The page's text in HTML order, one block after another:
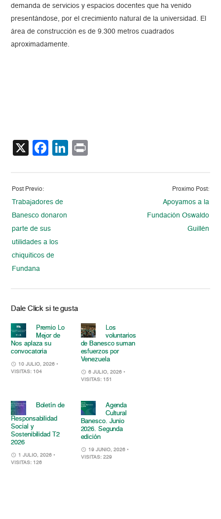
demanda de servicios y espacios docentes que ha venido
presentándose, por el crecimiento natural de la universidad. El
área de construcción es de 9.300 metros cuadrados
aproximadamente.
X Facebook
LinkedIn
Post Previo:
Trabajadores de
Banesco donaron
parte de sus
utilidades a los
chiquiticos de
Fundana
Proximo Post:
Apoyamos a la
Fundación Oswaldo
Guillén
Dale Click si te gusta
Premio Lo
Mejor de
Nos aplaza su
convocatoria
10 JULIO, 2026 •
VISITAS: 104
Los
voluntarios
de Banesco suman
esfuerzos por
Venezuela
6 JULIO, 2026 •
VISITAS: 151
Boletín de
Responsabilidad
Social y
Sostenibilidad T2
2026
1 JULIO, 2026 •
VISITAS: 126
Agenda
Cultural
Banesco. Junio
2026. Segunda
edición
19 JUNIO, 2026 •
VISITAS: 229